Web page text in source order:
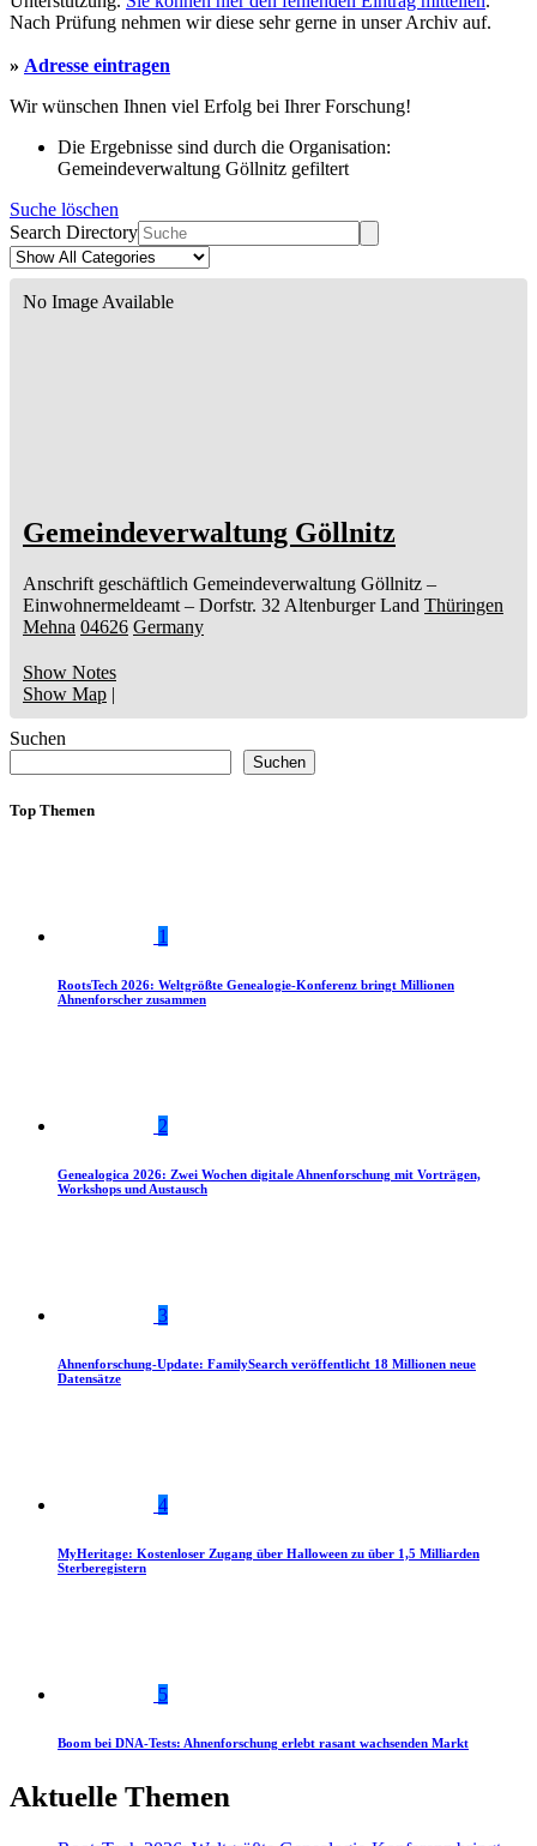
Nach Prüfung nehmen wir diese sehr gerne in unser Archiv auf.
» Adresse eintragen
Wir wünschen Ihnen viel Erfolg bei Ihrer Forschung!
Die Ergebnisse sind durch die Organisation:
Gemeindeverwaltung Göllnitz gefiltert
Suche löschen
Search Directory
No Image Available
Gemeindeverwaltung Göllnitz
Anschrift geschäftlich Gemeindeverwaltung Göllnitz –
Einwohnermeldeamt – Dorfstr. 32 Altenburger Land Thüringen
Mehna 04626 Germany
Show Notes
Show Map |
Suchen
Suchen
Top Themen
1
RootsTech 2026: Weltgrößte Genealogie-Konferenz bringt Millionen
Ahnenforscher zusammen
2
Genealogica 2026: Zwei Wochen digitale Ahnenforschung mit Vorträgen,
Workshops und Austausch
3
Ahnenforschung-Update: FamilySearch veröffentlicht 18 Millionen neue
Datensätze
4
MyHeritage: Kostenloser Zugang über Halloween zu über 1,5 Milliarden
Sterberegistern
5
Boom bei DNA-Tests: Ahnenforschung erlebt rasant wachsenden Markt
Aktuelle Themen